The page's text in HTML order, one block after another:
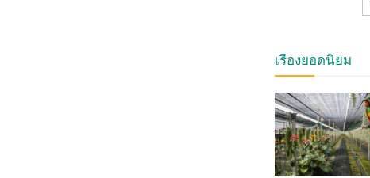
เรื่องยอดนิยม